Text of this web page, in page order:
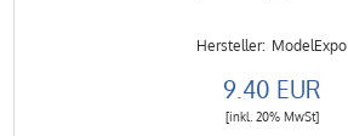
ModelExpo
9.40 EUR
[inkl. 20% MwSt]